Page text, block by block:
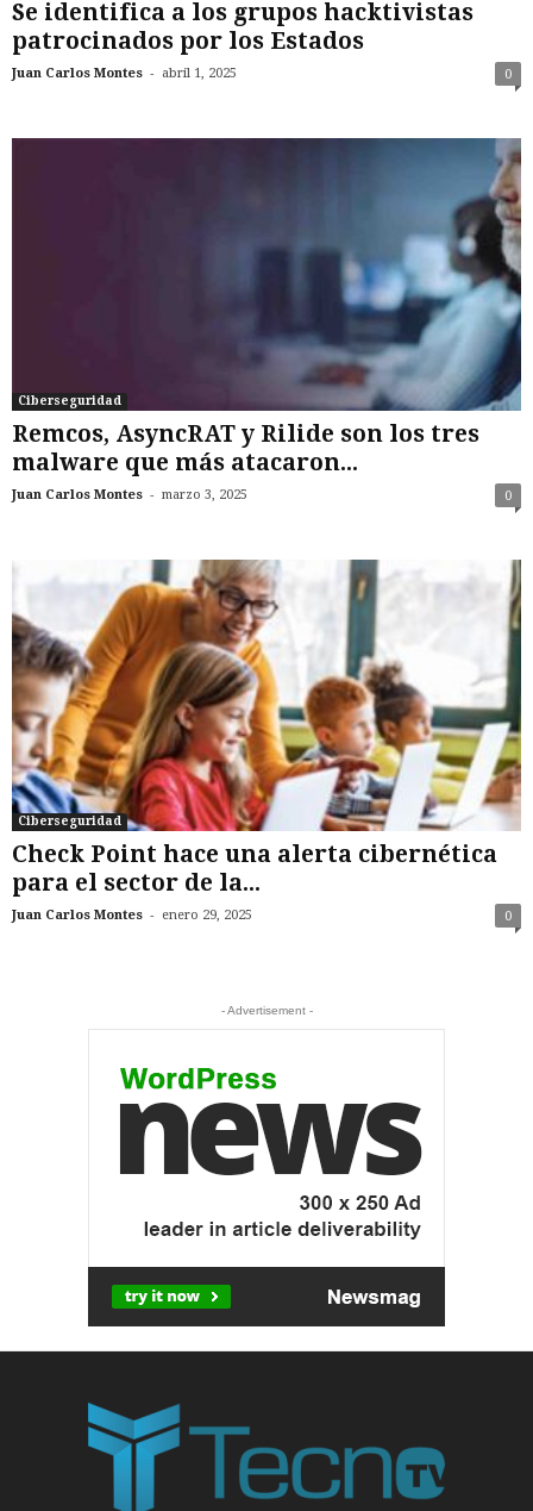
Se identifica a los grupos hacktivistas
patrocinados por los Estados
Juan Carlos Montes - abril 1, 2025 0
Ciberseguridad
Remcos, AsyncRAT y Rilide son los tres
malware que más atacaron...
Juan Carlos Montes - marzo 3, 2025 0
Ciberseguridad
Check Point hace una alerta cibernética
para el sector de la...
Juan Carlos Montes - enero 29, 2025 0
- Advertisement -